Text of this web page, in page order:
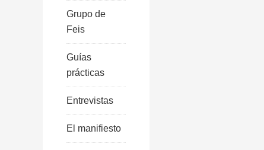
Grupo de
Feis
Guías
prácticas
Entrevistas
El manifiesto